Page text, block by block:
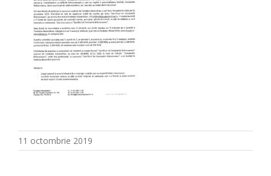
11 octombrie 2019